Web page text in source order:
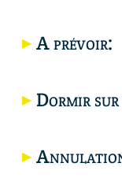
A prévoir:
Dormir sur